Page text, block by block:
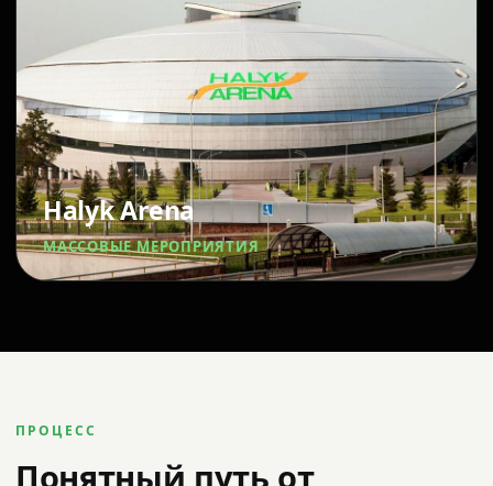
Halyk Arena
МАССОВЫЕ МЕРОПРИЯТИЯ
ПРОЦЕСС
Понятный путь от